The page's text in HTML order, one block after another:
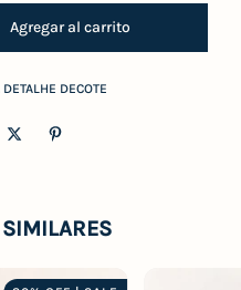
DECOTE
SIMILARES